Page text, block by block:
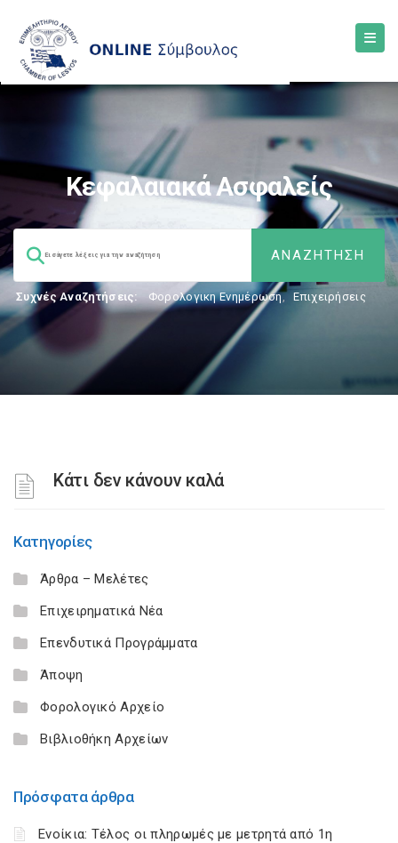
Κεφαλαιακά Ασφαλείς
Συχνές Αναζητήσεις: Φορολογικη Ενημέρωση, Επιχειρήσεις
Κάτι δεν κάνουν καλά
Κατηγορίες
Άρθρα – Μελέτες
Επιχειρηματικά Νέα
Επενδυτικά Προγράμματα
Άποψη
Φορολογικό Αρχείο
Βιβλιοθήκη Αρχείων
Πρόσφατα άρθρα
Ενοίκια: Τέλος οι πληρωμές με μετρητά από 1η